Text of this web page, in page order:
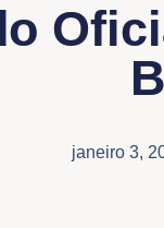
janeiro 3,